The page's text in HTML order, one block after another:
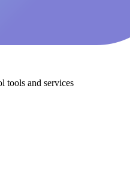
tools and services